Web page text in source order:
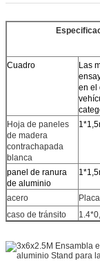
Cuadro
Las
en el
Hoja de paneles
de madera
contrachapada
blanca
panel de ranura
de aluminio
acero
caso de tránsito